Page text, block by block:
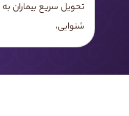
تحویل سریع
شنوایی،